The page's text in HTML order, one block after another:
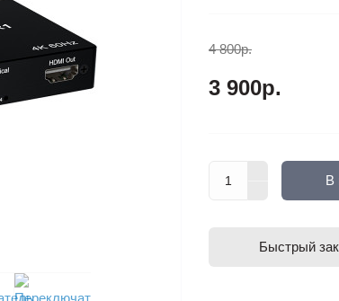
4 800р.
3 900р.
В
Быстрый